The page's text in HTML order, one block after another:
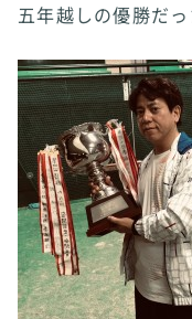
五年越しの優勝だっ